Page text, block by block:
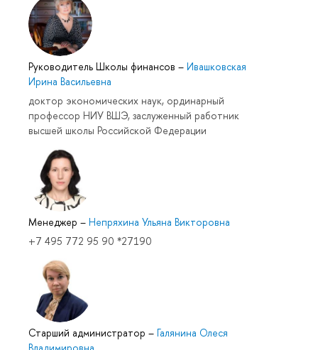
Руководитель Школы финансов – Ивашковская
Ирина Васильевна
доктор экономических наук, ординарный
профессор НИУ ВШЭ, заслуженный работник
высшей школы Российской Федерации
Менеджер – Непряхина Ульяна Викторовна
+7 495 772 95 90 *27190
Старший администратор – Галянина Олеся
Владимировна